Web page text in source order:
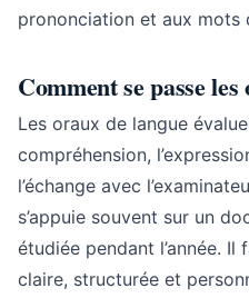
prononciation et aux mots
Comment se passe
Les oraux de langue
compréhension,
l’échange avec
s’appuie souvent sur un
étudiée pendant l’année.
claire, structurée et